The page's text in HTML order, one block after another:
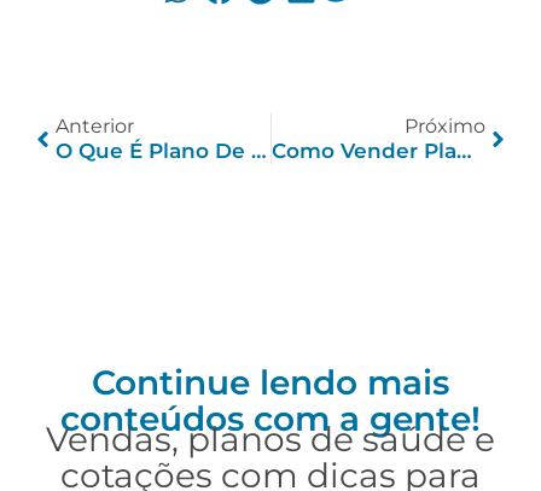
Anterior
O Que É Plano De Saúde Empresarial?
Próximo
Como Vender Plano De Saúde Por Telefone E Fechar Mais Negócios
Continue lendo mais
conteúdos com a gente!
Vendas, planos de saúde e
cotações com dicas para